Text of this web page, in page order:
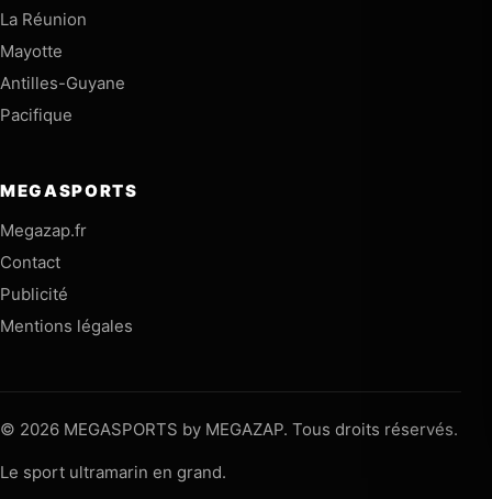
La Réunion
Mayotte
Antilles-Guyane
Pacifique
MEGASPORTS
Megazap.fr
Contact
Publicité
Mentions légales
© 2026 MEGASPORTS by MEGAZAP. Tous droits réservés.
Le sport ultramarin en grand.